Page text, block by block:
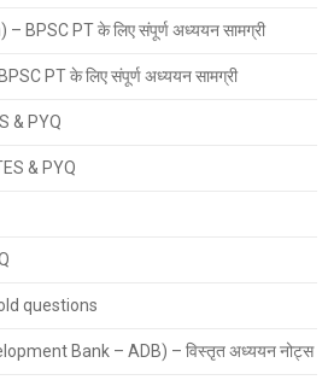
BPSC PT के लिए संपूर्ण अध्ययन सामग्री
PT के लिए संपूर्ण अध्ययन सामग्री
& PYQ
& PYQ
questions
Bank – ADB) – विस्तृत अध्ययन नोट्स